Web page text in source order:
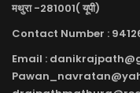
मथुरा -281001( यूपी)
Contact Number :
Email :